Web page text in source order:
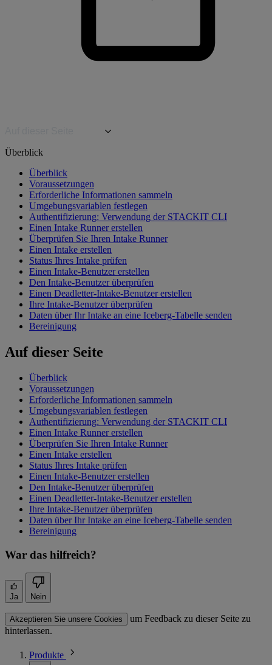
Überblick
Überblick
Voraussetzungen
Erforderliche Informationen sammeln
Umgebungsvariablen festlegen
Authentifizierung: Verwendung der STACKIT CLI
Einen Intake Runner erstellen
Überprüfen Sie Ihren Intake Runner
Einen Intake erstellen
Status Ihres Intake prüfen
Einen Intake-Benutzer erstellen
Den Intake-Benutzer überprüfen
Einen Deadletter-Intake-Benutzer erstellen
Ihre Intake-Benutzer überprüfen
Daten über Ihr Intake an eine Iceberg-Tabelle senden
Bereinigung
Auf dieser Seite
Überblick
Voraussetzungen
Erforderliche Informationen sammeln
Umgebungsvariablen festlegen
Authentifizierung: Verwendung der STACKIT CLI
Einen Intake Runner erstellen
Überprüfen Sie Ihren Intake Runner
Einen Intake erstellen
Status Ihres Intake prüfen
Einen Intake-Benutzer erstellen
Den Intake-Benutzer überprüfen
Einen Deadletter-Intake-Benutzer erstellen
Ihre Intake-Benutzer überprüfen
Daten über Ihr Intake an eine Iceberg-Tabelle senden
Bereinigung
War das hilfreich?
Ja Nein
Akzeptieren Sie unsere Cookies
um Feedback zu dieser Seite zu
hinterlassen.
Produkte